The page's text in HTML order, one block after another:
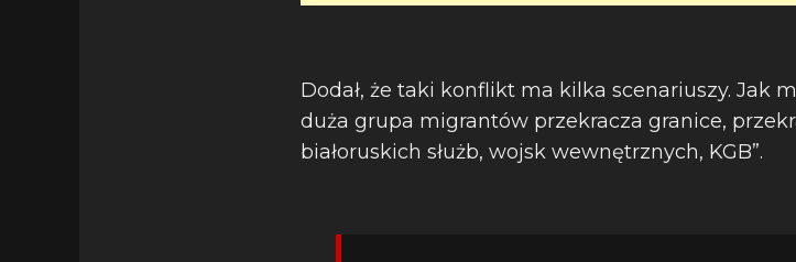
Dodał, że taki konflikt ma kilka scenariuszy. Jak
duża grupa migrantów przekracza granice,
białoruskich służb, wojsk wewnętrznych, KGB”.